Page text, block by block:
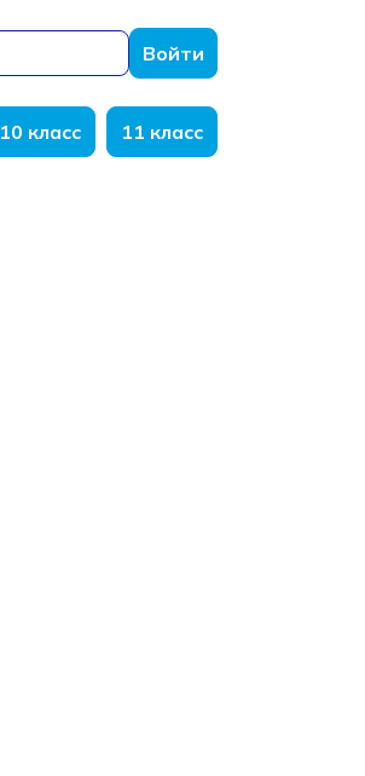
Войти
10 класс 11 класс